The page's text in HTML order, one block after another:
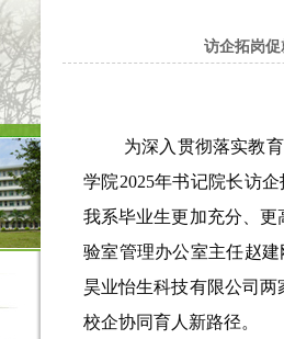
访企拓岗
为深入贯彻落实教
学院2025年书记院长访
我系毕业生更加充分、
验室管理办公室主任赵建
昊业怡生科技有限公司
校企协同育人新路径。